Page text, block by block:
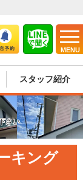
MENU
スタッフ紹介
さい
キング